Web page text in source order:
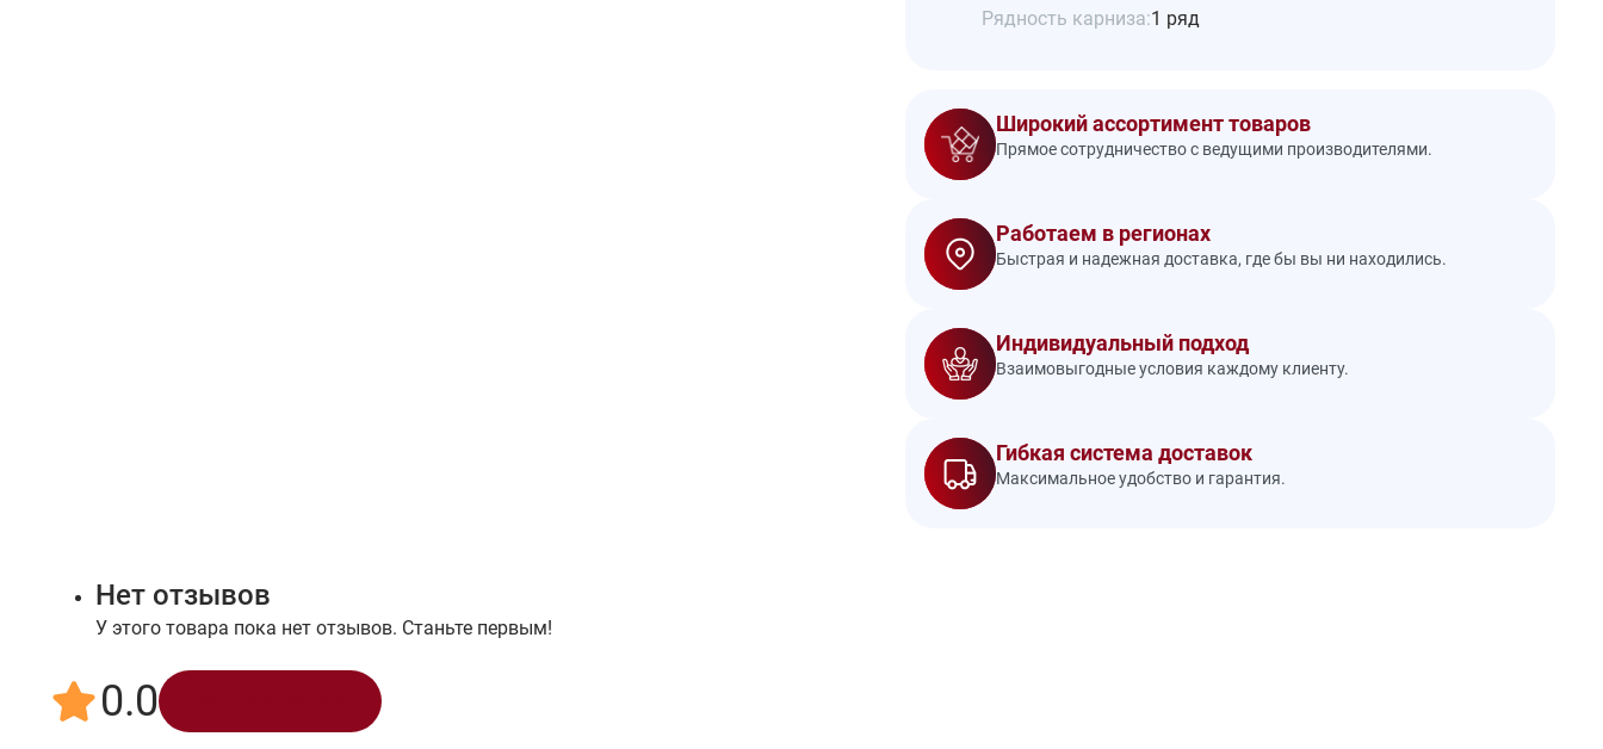
Рядность карниза:1 ряд
Широкий ассортимент товаров
Прямое сотрудничество с ведущими производителями.
Работаем в регионах
Быстрая и надежная доставка, где бы вы ни находились.
Индивидуальный подход
Взаимовыгодные условия каждому клиенту.
Гибкая система доставок
Максимальное удобство и гарантия.
Нет отзывов
У этого товара пока нет отзывов. Станьте первым!
0.0